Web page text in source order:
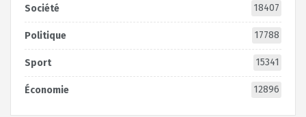
Société 18407
Politique 17788
Sport 15341
Économie 12896